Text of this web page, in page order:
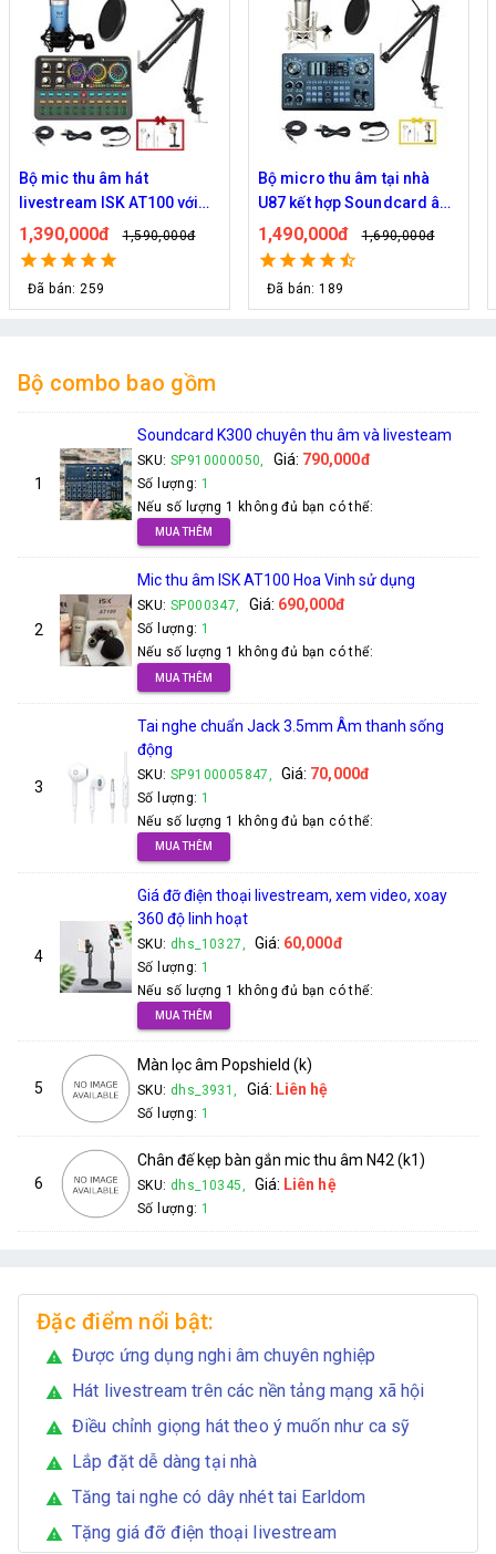
Bộ micro thu âm tại nhà
U87 kết hợp Soundcard âm
thanh C100
1,490,000đ 1,690,000đ
Đã bán: 189
Combo Livestream Thu Âm
C100 mic pc K200 tặng tai
nghe và Gía đỡ điện thoại
livestream
2,050,000đ 2,350,000đ
Đã bán: 325
Bộ combo bao gồm
1
Soundcard K300 chuyên thu âm và livesteam
SKU: SP910000050, Giá: 790,000đ
Số lượng: 1
Nếu số lượng 1 không đủ bạn có thể:
MUA THÊM
2
Mic thu âm ISK AT100 Hoa Vinh sử dụng
SKU: SP000347, Giá: 690,000đ
Số lượng: 1
Nếu số lượng 1 không đủ bạn có thể:
MUA THÊM
3
Tai nghe chuẩn Jack 3.5mm Âm thanh sống
động
SKU: SP9100005847, Giá: 70,000đ
Số lượng: 1
Nếu số lượng 1 không đủ bạn có thể:
MUA THÊM
4
Giá đỡ điện thoại livestream, xem video, xoay
360 độ linh hoạt
SKU: dhs_10327, Giá: 60,000đ
Số lượng: 1
Nếu số lượng 1 không đủ bạn có thể:
MUA THÊM
5
Màn lọc âm Popshield (k)
SKU: dhs_3931, Giá: Liên hệ
Số lượng: 1
6
Chân đế kẹp bàn gắn mic thu âm N42 (k1)
SKU: dhs_10345, Giá: Liên hệ
Số lượng: 1
Đặc điểm nổi bật:
warning Được ứng dụng nghi âm chuyên nghiệp
warning Hát livestream trên các nền tảng mạng xã hội
warning Điều chỉnh giọng hát theo ý muốn như ca sỹ
warning Lắp đặt dễ dàng tại nhà
warning Tăng tai nghe có dây nhét tai Earldom
warning Tặng giá đỡ điện thoại livestream